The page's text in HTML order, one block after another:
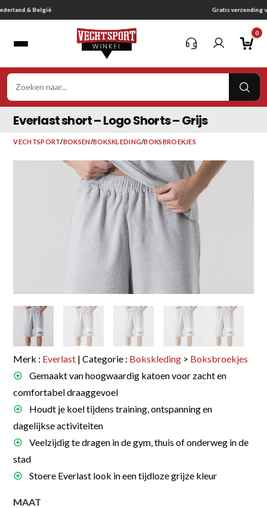
Ga
naar
0
Everlast short – Logo Shorts – Grijs
VECHTSPORT/BOKSEN/BOKSKLEDING/BOKSBROEKJES
Merk : Everlast | Categorie : Bokskleding > Boksbroekjes
Gemaakt van hoogwaardig katoen voor zacht en
comfortabel draaggevoel
Houdt je koel tijdens training, ontspanning en
dagelijkse activiteiten
Veelzijdig te dragen in de gym, thuis of onderweg in de
stad
Stoere Everlast look in een tijdloze grijze kleur
MAAT